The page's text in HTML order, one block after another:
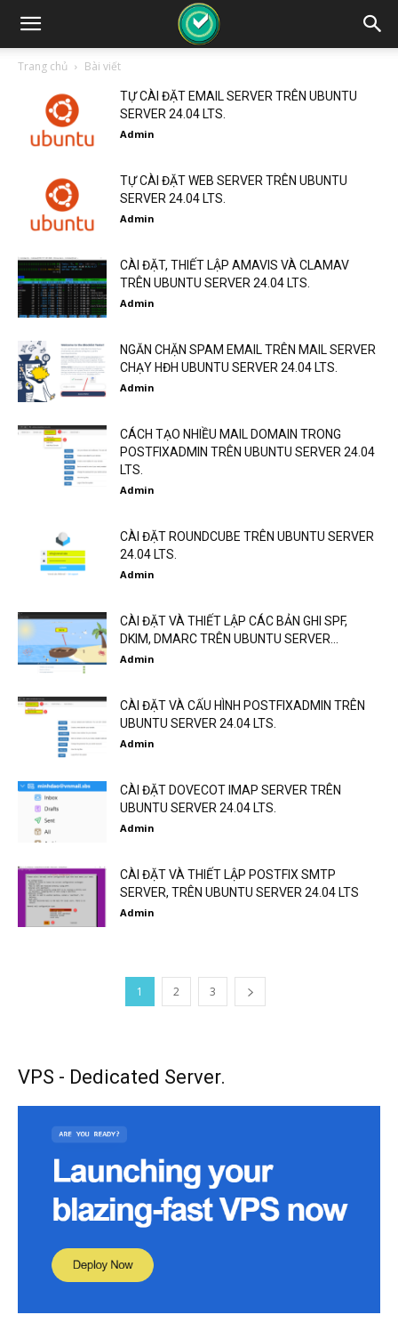
Trang chủ Bài viết
TỰ CÀI ĐẶT EMAIL SERVER TRÊN UBUNTU
SERVER 24.04 LTS.
Admin
TỰ CÀI ĐẶT WEB SERVER TRÊN UBUNTU
SERVER 24.04 LTS.
Admin
CÀI ĐẶT, THIẾT LẬP AMAVIS VÀ CLAMAV
TRÊN UBUNTU SERVER 24.04 LTS.
Admin
NGĂN CHẶN SPAM EMAIL TRÊN MAIL SERVER
CHẠY HĐH UBUNTU SERVER 24.04 LTS.
Admin
CÁCH TẠO NHIỀU MAIL DOMAIN TRONG
POSTFIXADMIN TRÊN UBUNTU SERVER 24.04
LTS.
Admin
CÀI ĐẶT ROUNDCUBE TRÊN UBUNTU SERVER
24.04 LTS.
Admin
CÀI ĐẶT VÀ THIẾT LẬP CÁC BẢN GHI SPF,
DKIM, DMARC TRÊN UBUNTU SERVER...
Admin
CÀI ĐẶT VÀ CẤU HÌNH POSTFIXADMIN TRÊN
UBUNTU SERVER 24.04 LTS.
Admin
CÀI ĐẶT DOVECOT IMAP SERVER TRÊN
UBUNTU SERVER 24.04 LTS.
Admin
CÀI ĐẶT VÀ THIẾT LẬP POSTFIX SMTP
SERVER, TRÊN UBUNTU SERVER 24.04 LTS
Admin
1 2 3
VPS - Dedicated Server.